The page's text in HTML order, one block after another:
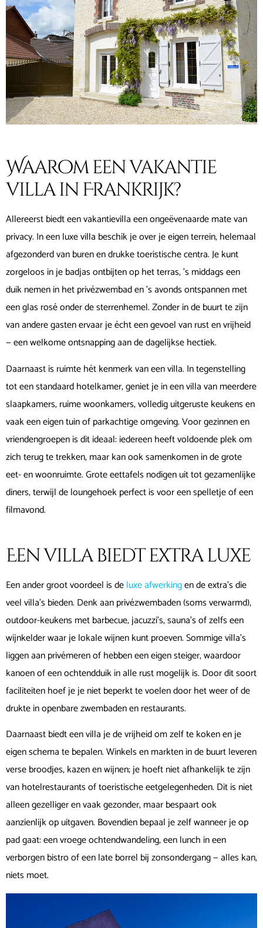
Waarom een vakantie
villa in Frankrijk?
Allereerst biedt een vakantievilla een ongeëvenaarde mate van
privacy. In een luxe villa beschik je over je eigen terrein, helemaal
afgezonderd van buren en drukke toeristische centra. Je kunt
zorgeloos in je badjas ontbijten op het terras, ’s middags een
duik nemen in het privézwembad en ’s avonds ontspannen met
een glas rosé onder de sterrenhemel. Zonder in de buurt te zijn
van andere gasten ervaar je écht een gevoel van rust en vrijheid
— een welkome ontsnapping aan de dagelijkse hectiek.
Daarnaast is ruimte hét kenmerk van een villa. In tegenstelling
tot een standaard hotelkamer, geniet je in een villa van meerdere
slaapkamers, ruime woonkamers, volledig uitgeruste keukens en
vaak een eigen tuin of parkachtige omgeving. Voor gezinnen en
vriendengroepen is dit ideaal: iedereen heeft voldoende plek om
zich terug te trekken, maar kan ook samenkomen in de grote
eet- en woonruimte. Grote eettafels nodigen uit tot gezamenlijke
diners, terwijl de loungehoek perfect is voor een spelletje of een
filmavond.
Een villa biedt extra luxe
Een ander groot voordeel is deluxe afwerkingen de extra’s die
veel villa’s bieden. Denk aan privézwembaden (soms verwarmd),
outdoor-keukens met barbecue, jacuzzi’s, sauna’s of zelfs een
wijnkelder waar je lokale wijnen kunt proeven. Sommige villa’s
liggen aan privémeren of hebben een eigen steiger, waardoor
kanoen of een ochtendduik in alle rust mogelijk is. Door dit soort
faciliteiten hoef je je niet beperkt te voelen door het weer of de
drukte in openbare zwembaden en restaurants.
Daarnaast biedt een villa je de vrijheid om zelf te koken en je
eigen schema te bepalen. Winkels en markten in de buurt leveren
verse broodjes, kazen en wijnen; je hoeft niet afhankelijk te zijn
van hotelrestaurants of toeristische eetgelegenheden. Dit is niet
alleen gezelliger en vaak gezonder, maar bespaart ook
aanzienlijk op uitgaven. Bovendien bepaal je zelf wanneer je op
pad gaat: een vroege ochtendwandeling, een lunch in een
verborgen bistro of een late borrel bij zonsondergang — alles kan,
niets moet.